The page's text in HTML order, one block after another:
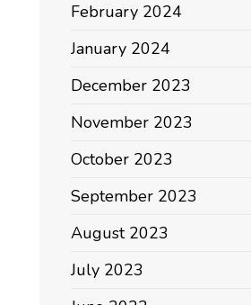
February 2024
January 2024
December 2023
November 2023
October 2023
September 2023
August 2023
July 2023